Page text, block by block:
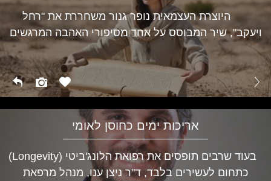
תרבות
היוצרת העצמאית נופר גנור משחררת את "רחל
ויעקב", שיר המבוסס על אחד מסיפורי האהבה המרגשים
אריכות ימים כחוסן לאומי
בעוד שרבים תופסים את רפואת הלונג'ביטי (Longevity)
כתחום לעשירים בלבד, ד"ר ניצן ענו, מנהל מרפאת